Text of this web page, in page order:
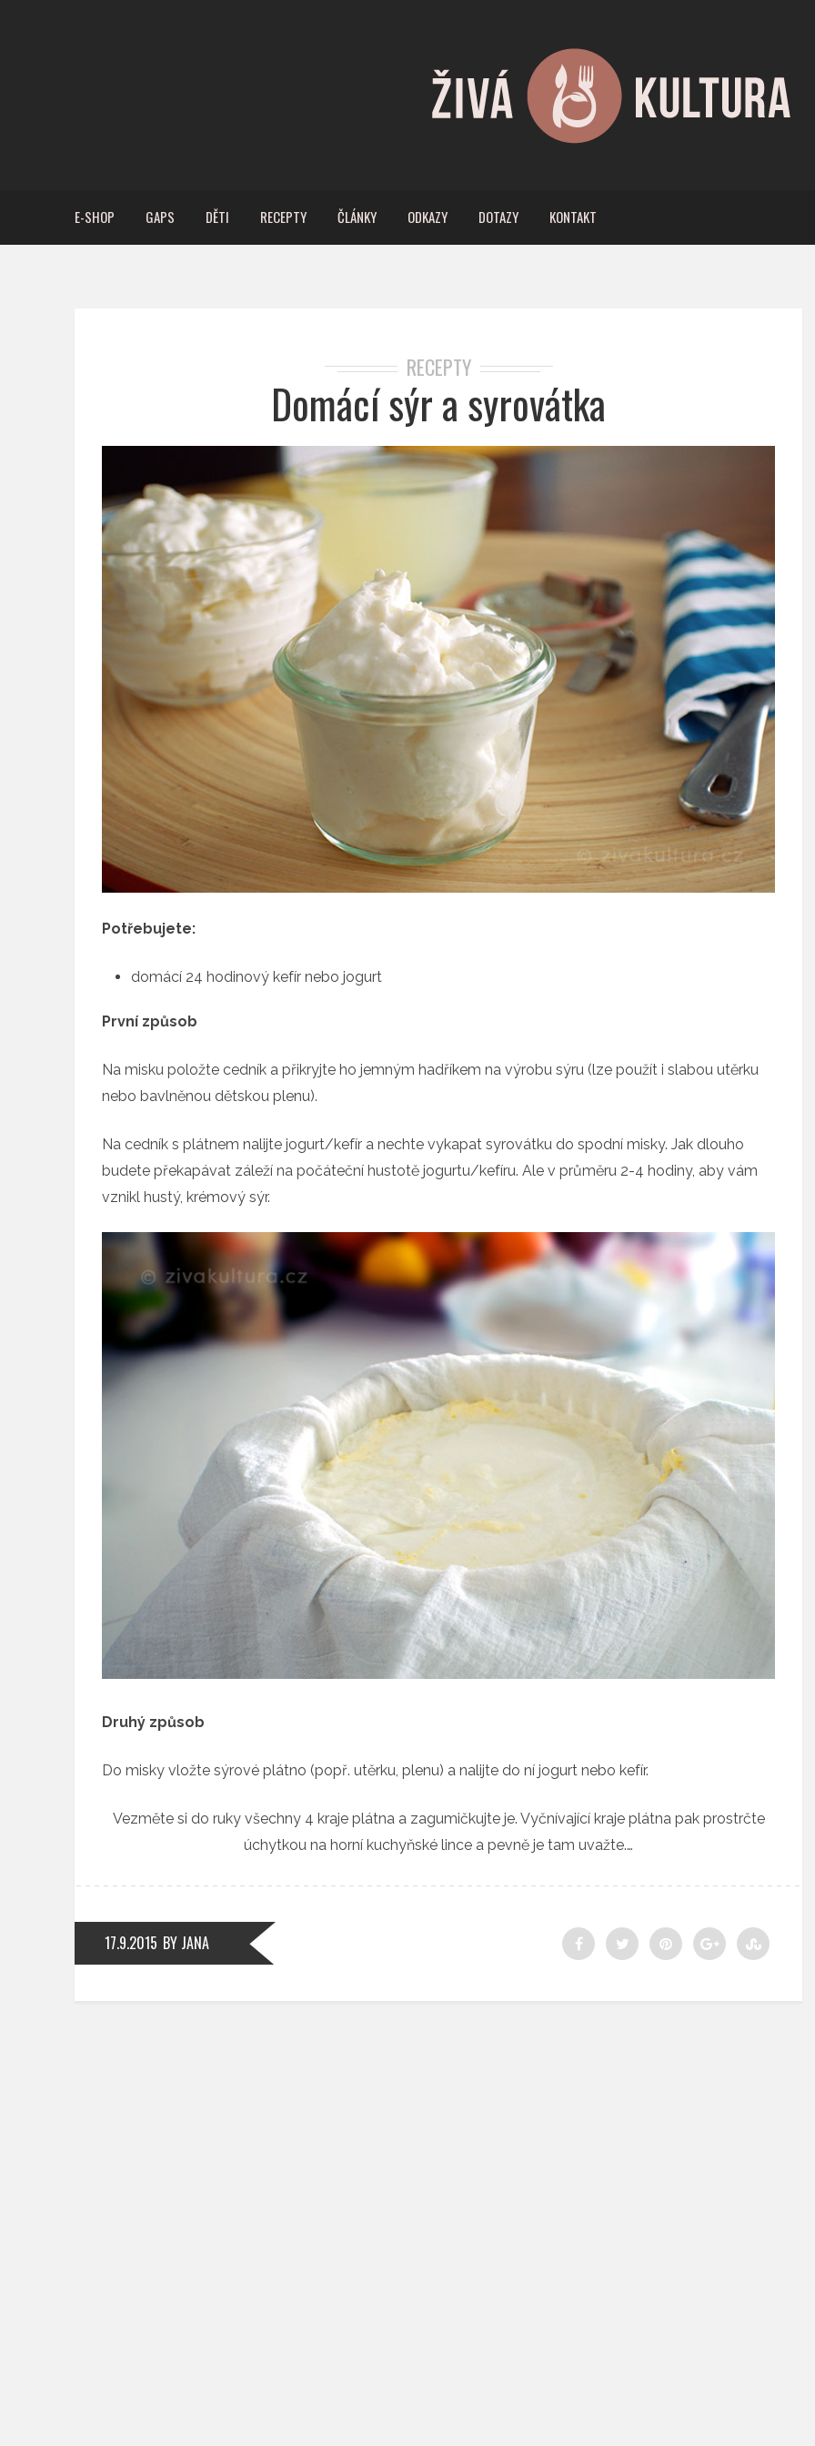
E-SHOP GAPS DĚTI RECEPTY ČLÁNKY ODKAZY DOTAZY KONTAKT
RECEPTY
Domácí sýr a syrovátka
Potřebujete:
domácí 24 hodinový kefír nebo jogurt
První způsob
Na misku položte cedník a přikryjte ho jemným hadříkem na výrobu sýru (lze použít i slabou utěrku
nebo bavlněnou dětskou plenu).
Na cedník s plátnem nalijte jogurt/kefír a nechte vykapat syrovátku do spodní misky. Jak dlouho
budete překapávat záleží na počáteční hustotě jogurtu/kefíru. Ale v průměru 2-4 hodiny, aby vám
vznikl hustý, krémový sýr.
Druhý způsob
Do misky vložte sýrové plátno (popř. utěrku, plenu) a nalijte do ní jogurt nebo kefír.
Vezměte si do ruky všechny 4 kraje plátna a zagumičkujte je. Vyčnívající kraje plátna pak prostrčte
úchytkou na horní kuchyňské lince a pevně je tam uvažte.…
17.9.2015 BY JANA